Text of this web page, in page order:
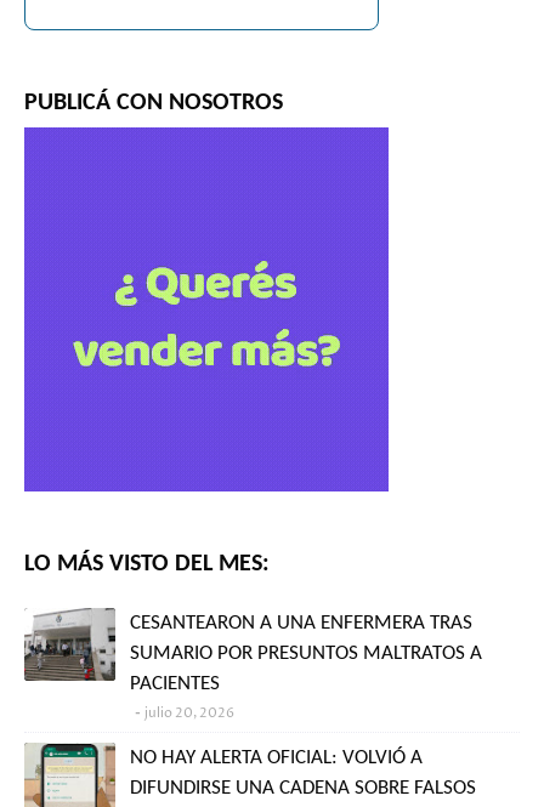
PUBLICÁ CON NOSOTROS
LO MÁS VISTO DEL MES:
CESANTEARON A UNA ENFERMERA TRAS
SUMARIO POR PRESUNTOS MALTRATOS A
PACIENTES
julio 20, 2026
NO HAY ALERTA OFICIAL: VOLVIÓ A
DIFUNDIRSE UNA CADENA SOBRE FALSOS